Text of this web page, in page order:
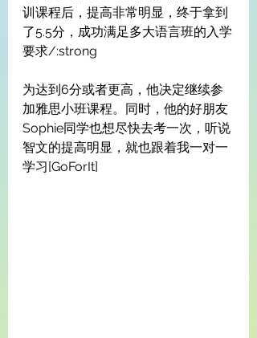
训课程后，提高非常明显，终于拿到
了5.5分，成功满足多大语言班的入学
要求/:strong
为达到6分或者更高，他决定继续参
加雅思小班课程。同时，他的好朋友
Sophie同学也想尽快去考一次，听说
智文的提高明显，就也跟着我一对一
学习[GoForIt]